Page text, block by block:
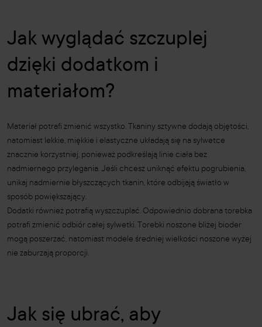
Jak wyglądać szczuplej
dzięki dodatkom i
materiałom?
Materiał potrafi zmienić wszystko. Tkaniny sztywne dodają objętości,
natomiast lekkie, miękkie i elastyczne układają się na sylwetce
znacznie korzystniej, ponieważ podkreślają linie ciała bez
nadmiernego przylegania. Jeśli chcesz uniknąć efektu pogrubienia,
unikaj nadmiernie błyszczących tkanin, które odbijają światło w
sposób powiększający.
Dodatki również potrafią wyszczuplać. Odpowiednio dobrana torebka
potrafi zmienić odbiór całej sylwetki. Torebki noszone bliżej bioder
mogą poszerzać, natomiast modele średniej wielkości noszone wyżej
nie zaburzają proporcji.
Jak się ubrać, aby